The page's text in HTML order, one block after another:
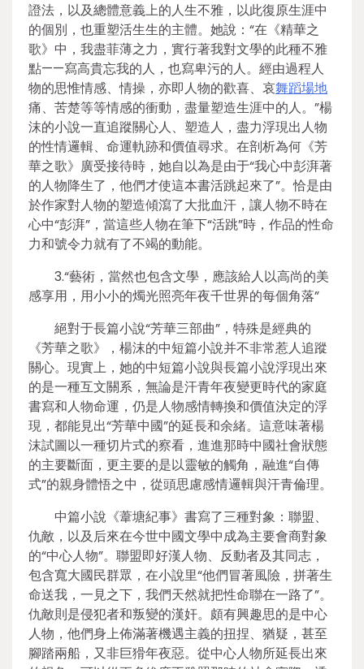
證法，以及總體意義上的人生不雅，以此復原生涯中
的個別，也重塑活生生的主體。她說：“在《精華之
歌》中，我盡菲薄之力，實行著我對文學的此種不雅
點——寫高貴忘我的人，也寫卑污的人。經由過程人
物的思惟情感、情操，亦即人物的歡喜、哀舞蹈場地
痛、苦楚等等情感的衝動，盡量塑造生涯中的人。”楊
沫的小說一直追蹤關心人、塑造人，盡力浮現出人物
的性情邏輯、命運軌跡和價值尋求。在剖析為何《芳
華之歌》廣受接待時，她自以為是由于“我心中彭湃著
的人物降生了，他們才使這本書活跳起來了”。恰是由
於作家對人物的塑造傾瀉了大批血汗，讓人物不時在
心中“彭湃”，當這些人物在筆下“活跳”時，作品的性命
力和號令力就有了不竭的動能。
3.“藝術，當然也包含文學，應該給人以高尚的美
感享用，用小小的燭光照亮年夜千世界的每個角落”
絕對于長篇小說“芳華三部曲”，特殊是經典的
《芳華之歌》，楊沫的中短篇小說并不非常惹人追蹤
關心。現實上，她的中短篇小說與長篇小說浮現出來
的是一種互文關系，無論是汗青年夜變更時代的家庭
書寫和人物命運，仍是人物感情轉換和價值決定的浮
現，都能見出“芳華中國”的延長和余緒。這意味著楊
沫試圖以一種切片式的察看，進進那時中國社會狀態
的主要斷面，更主要的是以靈敏的觸角，融進“自傳
式”的親身體悟之中，從頭思慮感情邏輯與汗青倫理。
中篇小說《葦塘紀事》書寫了三種對象：聯盟、
仇敵，以及后來在今世中國文學中成為主要會商對象
的“中心人物”。聯盟即好漢人物、反動者及其同志，
包含寬大國民群眾，在小說里“他們冒著風險，拼著生
命送我，一見之下，我們天然就把性命聯在一路了”。
仇敵則是侵犯者和叛變的漢奸。頗有興趣思的是中心
人物，他們身上佈滿著機遇主義的扭捏、猶疑，甚至
腳踏兩船，又非巨猾年夜惡。從中心人物所延長出來